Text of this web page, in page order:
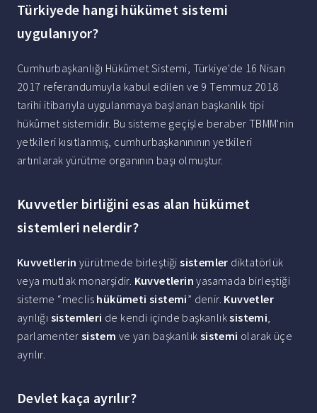
Türkiyede hangi hükümet sistemi
uygulanıyor?
Cumhurbaşkanlığı Hükûmet Sistemi, Türkiye'de 16 Nisan
2017 referandumuyla kabul edilen ve 9 Temmuz 2018
tarihi itibarıyla uygulanmaya başlanan başkanlık tipi
hükûmet sistemidir. Bu sisteme geçişle beraber TBMM'nin
yetkileri kısıtlanmış, cumhurbaşkanınının yetkileri
artırılarak yürütme organının başı olmuştur.
Kuvvetler birliğini esas alan hükümet
sistemleri nelerdir?
Kuvvetlerin yürütmede birleştiğisistemler diktatörlük
veya mutlak monarşidir. Kuvvetlerin yasamada birleştiği
sisteme “meclis hükümeti sistemi” denir. Kuvvetler
ayrılığı sistemleri de kendi içinde başkanlıksistemi,
parlamenter sistem ve yarı başkanlık sistemi olarak üçe
ayrılır.
Devlet kaça ayrılır?